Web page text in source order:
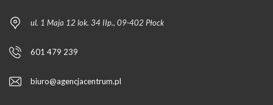
ul. 1 Maja 12 lok. 34 IIp., 09-402 Płock
601 479 239
biuro@agencjacentrum.pl